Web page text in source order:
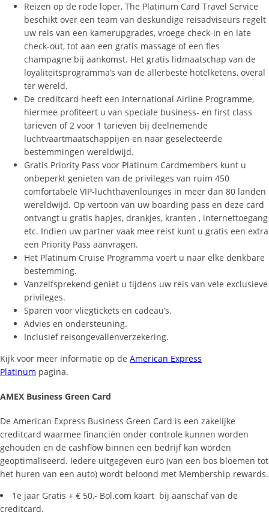
Reizen op de rode loper, The Platinum Card Travel Service
beschikt over een team van deskundige reisadviseurs regelt
uw reis van een kamerupgrades, vroege check-in en late
check-out, tot aan een gratis massage of een fles
champagne bij aankomst. Het gratis lidmaatschap van de
loyaliteitsprogramma’s van de allerbeste hotelketens, overal
ter wereld.
De creditcard heeft een International Airline Programme,
hiermee profiteert u van speciale business- en first class
tarieven of 2 voor 1 tarieven bij deelnemende
luchtvaartmaatschappijen en naar geselecteerde
bestemmingen wereldwijd.
Gratis Priority Pass voor Platinum Cardmembers kunt u
onbeperkt genieten van de privileges van ruim 450
comfortabele VIP-luchthavenlounges in meer dan 80 landen
wereldwijd. Op vertoon van uw boarding pass en deze card
ontvangt u gratis hapjes, drankjes, kranten , internettoegang
etc. Indien uw partner vaak mee reist kunt u gratis een extra
een Priority Pass aanvragen.
Het Platinum Cruise Programma voert u naar elke denkbare
bestemming.
Vanzelfsprekend geniet u tijdens uw reis van vele exclusieve
privileges.
Sparen voor vliegtickets en cadeau’s.
Advies en ondersteuning.
Inclusief reisongevallenverzekering.
Kijk voor meer informatie op de American Express
Platinum pagina.
AMEX Business Green Card
De American Express Business Green Card is een zakelijke
creditcard waarmee financiën onder controle kunnen worden
gehouden en de cashflow binnen een bedrijf kan worden
geoptimaliseerd. Iedere uitgegeven euro (van een bos bloemen tot
het huren van een auto) wordt beloond met Membership rewards.
1e jaar Gratis + € 50,- Bol.com kaart bij aanschaf van de
creditcard.